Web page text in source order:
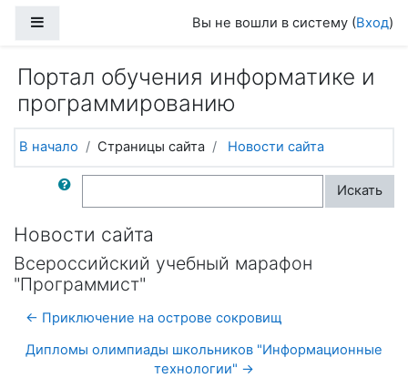
Вы не вошли в систему (Вход)
Портал обучения информатике и
программированию
В начало Страницы сайта Новости сайта
Поиск по форумам Искать
Новости сайта
Всероссийский учебный марафон
"Программист"
← Приключение на острове сокровищ
Дипломы олимпиады школьников "Информационные
технологии" →